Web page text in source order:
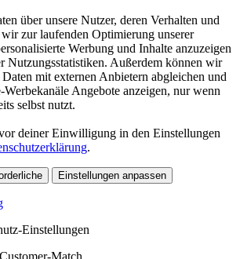
über unsere Nutzer, deren Verhalten und
zur laufenden Optimierung unserer
Werbung und Inhalte anzuzeigen
Nutzungsstatistiken. Außerdem können wir
mit externen Anbietern abgleichen und
Angebote anzeigen, nur wenn
selbst nutzt.
deiner Einwilligung in den Einstellungen
.
Einstellungen anpassen
Einstellungen